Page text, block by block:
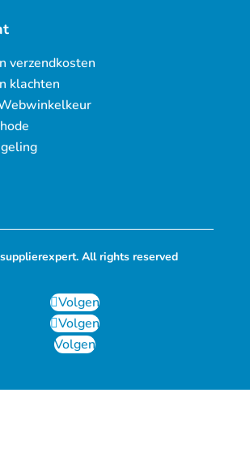
verzendkosten
klachten
All rights reserved
Volgen
Volgen
Volgen